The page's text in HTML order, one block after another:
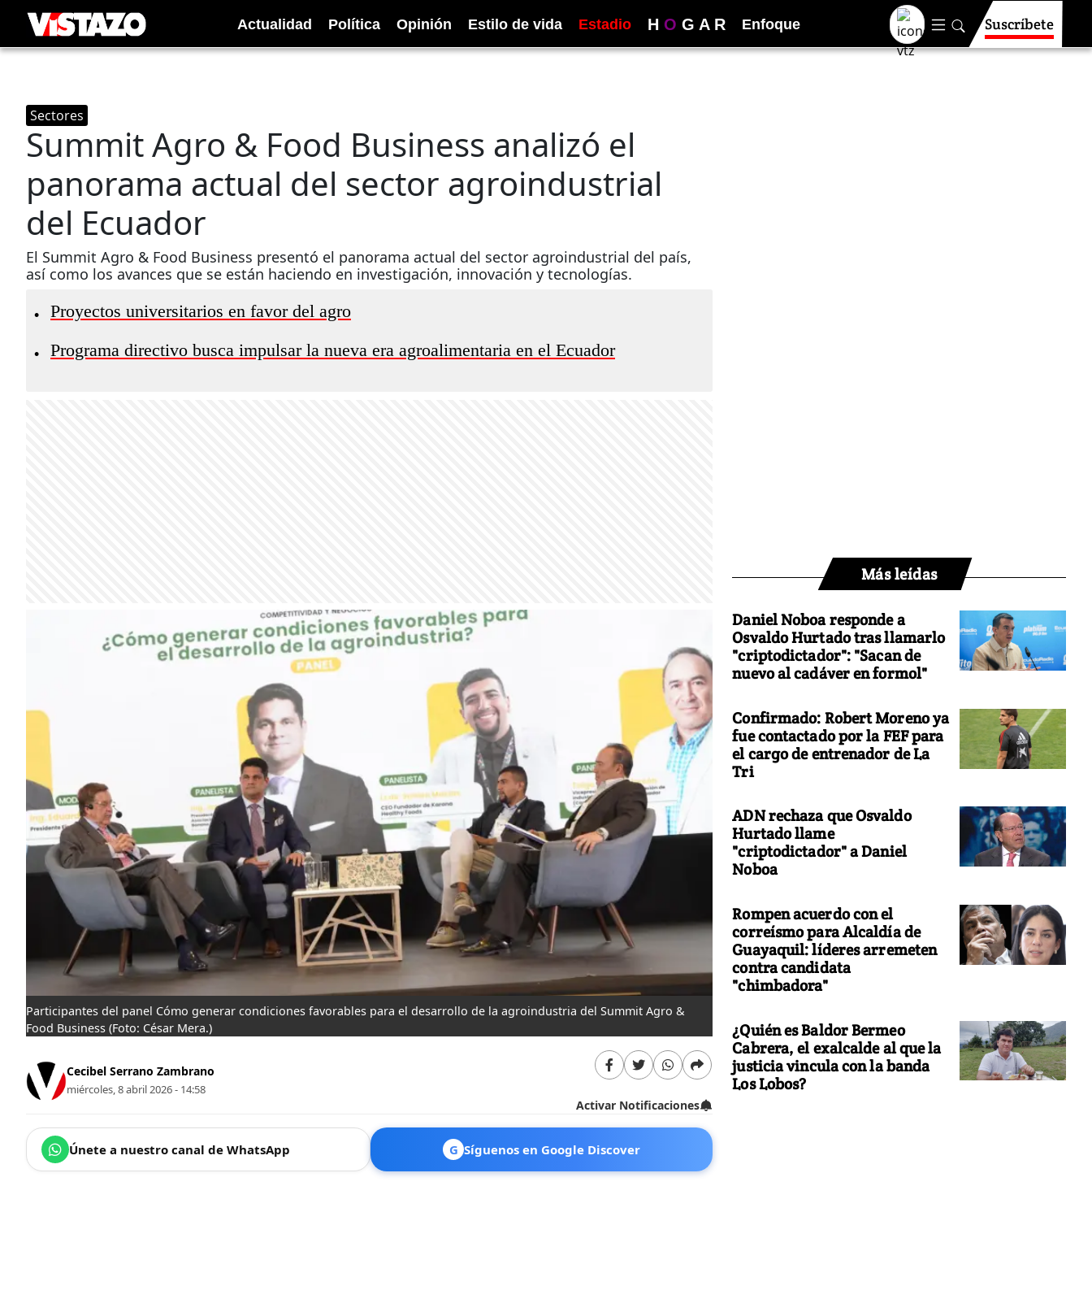
Actualidad Política Opinión Estilo de vida Estadio H O G A R Enfoque Suscríbete
Sectores
Summit Agro & Food Business analizó el
panorama actual del sector agroindustrial
del Ecuador
El Summit Agro & Food Business presentó el panorama actual del sector agroindustrial del país,
así como los avances que se están haciendo en investigación, innovación y tecnologías.
• Proyectos universitarios en favor del agro
• Programa directivo busca impulsar la nueva era agroalimentaria en el Ecuador
Participantes del panel Cómo generar condiciones favorables para el desarrollo de la agroindustria del Summit Agro &
Food Business (Foto: César Mera.)
Cecibel Serrano Zambrano
miércoles, 8 abril 2026 - 14:58
Activar Notificaciones
Únete a nuestro canal de WhatsApp G Síguenos en Google Discover
Más leídas
Daniel Noboa responde a
Osvaldo Hurtado tras llamarlo
"criptodictador": "Sacan de
nuevo al cadáver en formol"
Confirmado: Robert Moreno ya
fue contactado por la FEF para
el cargo de entrenador de La
Tri
ADN rechaza que Osvaldo
Hurtado llame
"criptodictador" a Daniel
Noboa
Rompen acuerdo con el
correísmo para Alcaldía de
Guayaquil: líderes arremeten
contra candidata
"chimbadora"
¿Quién es Baldor Bermeo
Cabrera, el exalcalde al que la
justicia vincula con la banda
Los Lobos?